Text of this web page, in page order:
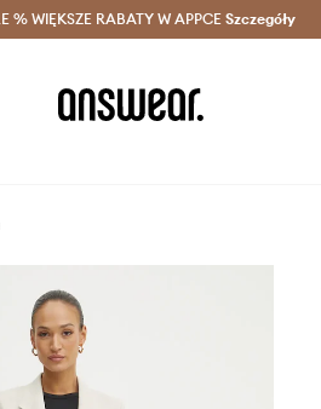
Club > Dostawa nawet w 24h >
% WIĘKSZE RABATY W APPCE Szczegóły